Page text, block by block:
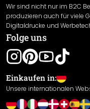
Widerrufsrecht
Gewährleistung
Leistungserklärung /
Cookie Einstellungen
Wir sind nicht nur im B2C
produzieren auch für viele
Digitaldrucke und
Folge uns
Einkaufen in:
Unsere internationalen